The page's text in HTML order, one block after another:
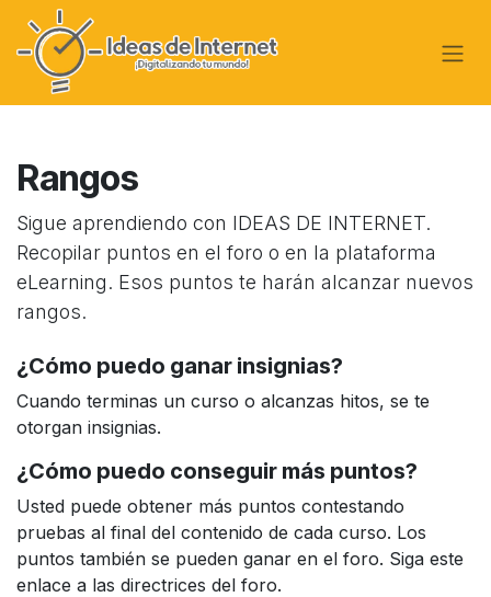
Ir al contenido
Rangos
Sigue aprendiendo con IDEAS DE INTERNET.
Recopilar puntos en el foro o en la plataforma
eLearning. Esos puntos te harán alcanzar nuevos
rangos.
¿Cómo puedo ganar insignias?
Cuando terminas un curso o alcanzas hitos, se te
otorgan insignias.
¿Cómo puedo conseguir más puntos?
Usted puede obtener más puntos contestando
pruebas al final del contenido de cada curso. Los
puntos también se pueden ganar en el foro. Siga este
enlace a las directrices del foro.